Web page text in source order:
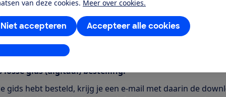
van deze cookies. Meer over cookies.
Accepteer alle cookies
Niet accepteren
aanpassen
voedingsclaims
en nog veel meer!
losse gids (digitaal) bestelling:
gids hebt besteld, krijg je een e-mail met daarin de